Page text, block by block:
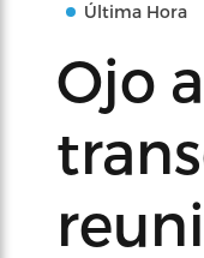
Última Hora
Ojo